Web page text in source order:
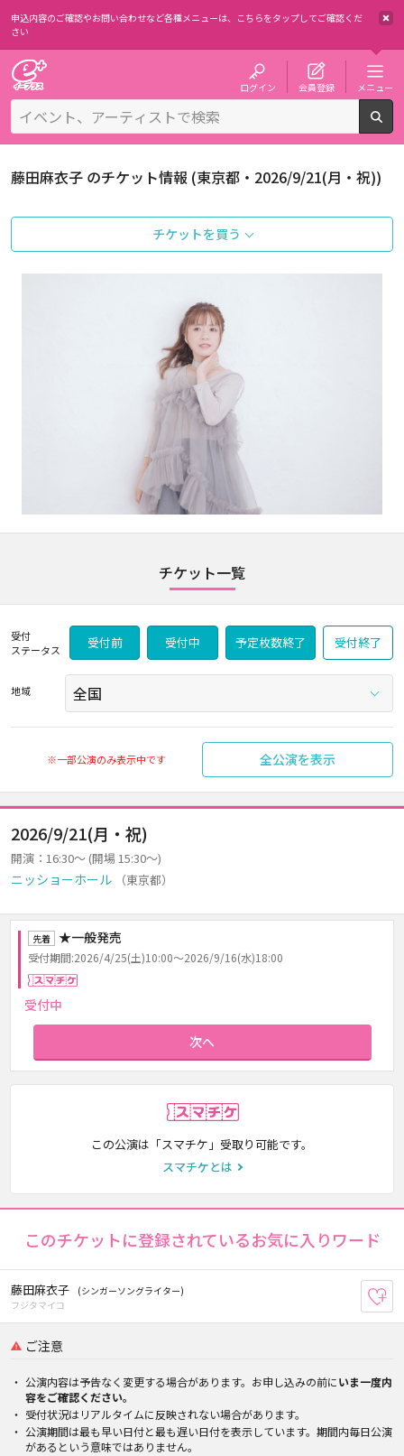
申込内容のご確認やお問い合わせなど各種メニューは、 こちらをタップしてご確認くだ
さい
ログイン 会員登録 メニュー
藤田麻衣子 のチケット情報 (東京都・2026/9/21(月・祝))
チケットを買う
チケット一覧
受付
ステータス
受付前 受付中 予定枚数終了 受付終了
地域
※一部公演のみ表示中です 全公演を表示
2026/9/21(月・祝)
開演：16:30～ (開場 15:30～)
ニッショーホール （東京都）
先着 ★一般発売
受付期間:2026/4/25(土)10:00～2026/9/16(水)18:00
受付中
次へ
この公演は「スマチケ」受取り可能です。
スマチケとは
このチケットに登録されているお気に入りワード
藤田麻衣子
(シンガーソングライター)
フジタマイコ
ご注意
公演内容は予告なく変更する場合があります。お申し込みの前にいま一度内
容をご確認ください。
受付状況はリアルタイムに反映されない場合があります。
公演期間は最も早い日付と最も遅い日付を表示しています。期間内毎日公演
があるという意味ではありません。